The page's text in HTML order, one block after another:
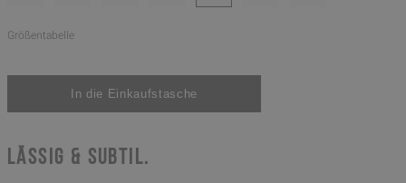
Größentabelle
LÄSSIG & SUBTIL.